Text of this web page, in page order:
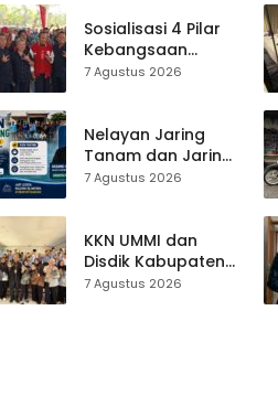
Seleksi Calon
Kades Diperketat
Sosialisasi 4 Pilar
Kebangsaan
Digelar di
Tekankan
Pentingnya
Persatuan
7 Agustus 2026
Nelayan Jaring
Tanam dan Jaring
Obor
Penangkapan
7 Agustus 2026
KKN UMMI dan
Disdik Kabupaten
Sukabumi Perkuat
7 Agustus 2026